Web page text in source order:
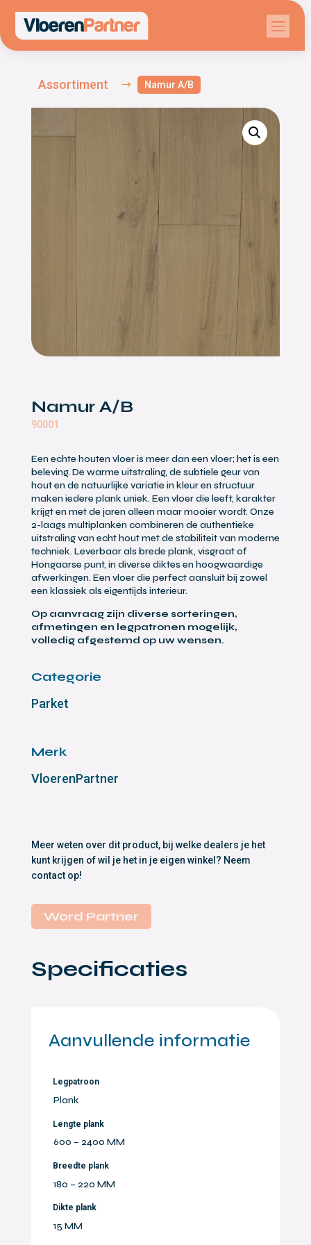

Assortiment $ Namur A/B
Namur A/B
90001
Een echte houten vloer is meer dan een vloer; het is een
beleving. De warme uitstraling, de subtiele geur van
hout en de natuurlijke variatie in kleur en structuur
maken iedere plank uniek. Een vloer die leeft, karakter
krijgt en met de jaren alleen maar mooier wordt. Onze
2-laags multiplanken combineren de authentieke
uitstraling van echt hout met de stabiliteit van moderne
techniek. Leverbaar als brede plank, visgraat of
Hongaarse punt, in diverse diktes en hoogwaardige
afwerkingen. Een vloer die perfect aansluit bij zowel
een klassiek als eigentijds interieur.
Op aanvraag zijn diverse sorteringen,
afmetingen en legpatronen mogelijk,
volledig afgestemd op uw wensen.
Categorie
Parket
Merk
VloerenPartner
Meer weten over dit product, bij welke dealers je het
kunt krijgen of wil je het in je eigen winkel? Neem
contact op!
Word Partner
Specificaties
Aanvullende informatie
Legpatroon
Plank
Lengte plank
600 – 2400 MM
Breedte plank
180 – 220 MM
Dikte plank
15 MM